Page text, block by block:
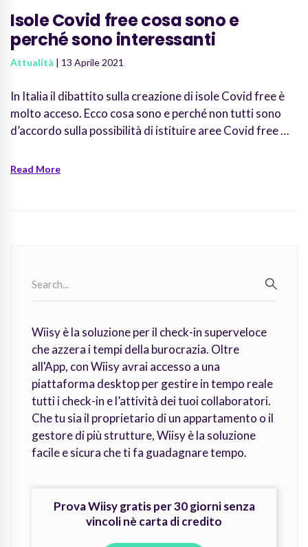
Isole Covid free cosa sono e
perché sono interessanti
Attualità | 13 Aprile 2021
In Italia il dibattito sulla creazione di isole Covid free è
molto acceso. Ecco cosa sono e perché non tutti sono
d’accordo sulla possibilità di istituire aree Covid free …
Read More
for:
Wiisy è la soluzione per il check-in superveloce
che azzera i tempi della burocrazia. Oltre
all'App, con Wiisy avrai accesso a una
piattaforma desktop per gestire in tempo reale
tutti i check-in e l’attività dei tuoi collaboratori.
Che tu sia il proprietario di un appartamento o il
gestore di più strutture, Wiisy è la soluzione
facile e sicura che ti fa guadagnare tempo.
Prova Wiisy gratis per 30 giorni senza
vincoli nè carta di credito